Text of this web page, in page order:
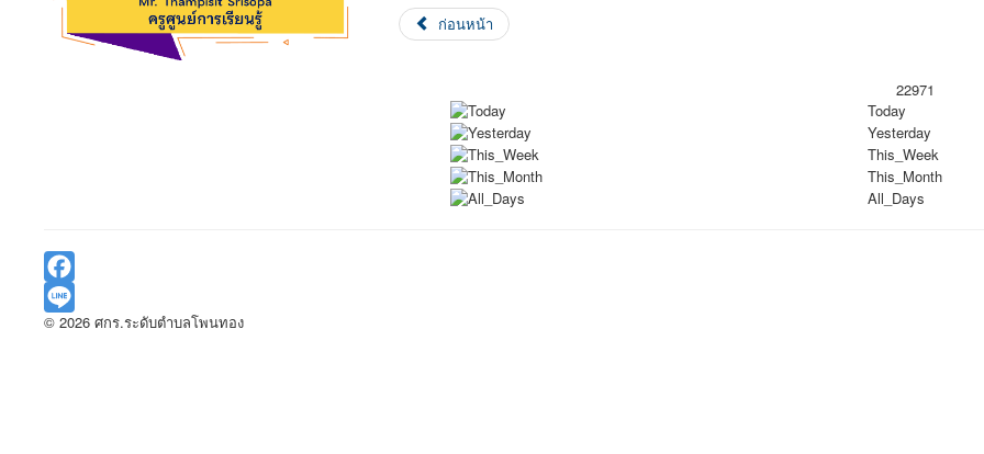
ก่อนหน้า
22971
Today
Yesterday
This_Week
This_Month
All_Days
Facebook
Line
© 2026 ศกร.ระดับตำบลโพนทอง